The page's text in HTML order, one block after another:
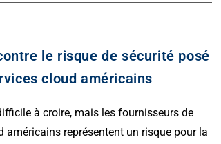
le risque de sécurité posé
cloud américains
à croire, mais les fournisseurs de
américains représentent un risque pour la